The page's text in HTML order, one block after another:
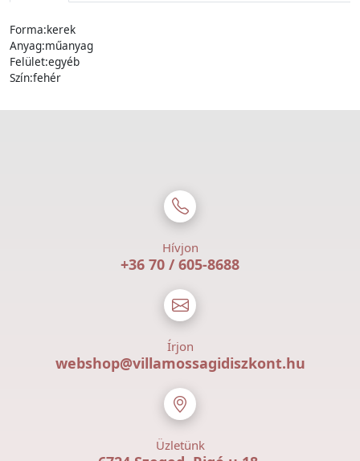
Forma:kerek
Anyag:műanyag
Felület:egyéb
Szín:fehér
Hívjon
+36 70 / 605-8688
Írjon
webshop@villamossagidiszkont.hu
Üzletünk